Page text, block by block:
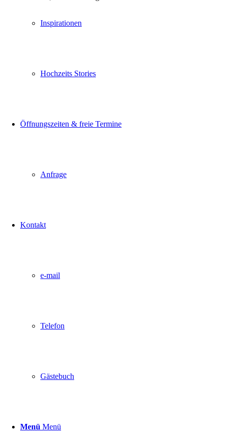
Inspirationen
Hochzeits Stories
Öffnungszeiten & freie Termine
Anfrage
Kontakt
e-mail
Telefon
Gästebuch
Menü Menü